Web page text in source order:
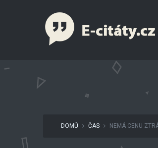
DOMŮ ČAS NEMÁ CENU